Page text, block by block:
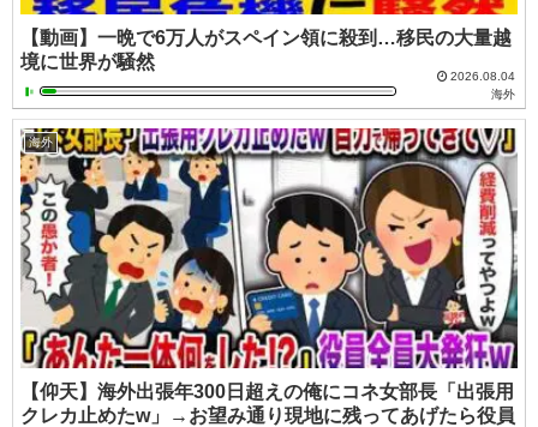
【動画】一晩で6万人がスペイン領に殺到…移民の大量越
境に世界が騒然
2026.08.04
海外
海外
【仰天】海外出張年300日超えの俺にコネ女部長「出張用
クレカ止めたw」→お望み通り現地に残ってあげたら役員